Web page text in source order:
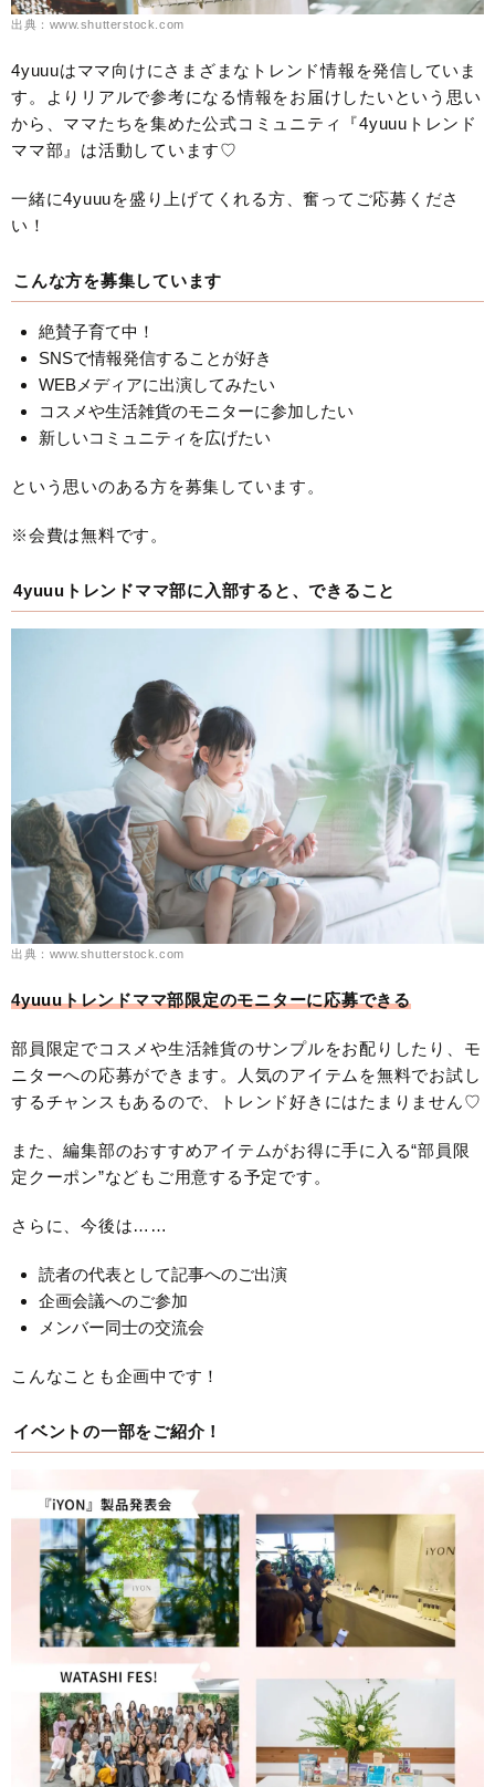
出典：www.shutterstock.com
4yuuuはママ向けにさまざまなトレンド情報を発信していま
す。よりリアルで参考になる情報をお届けしたいという思い
から、ママたちを集めた公式コミュニティ『4yuuuトレンド
ママ部』は活動しています♡
一緒に4yuuuを盛り上げてくれる方、奮ってご応募くださ
い！
こんな方を募集しています
絶賛子育て中！
SNSで情報発信することが好き
WEBメディアに出演してみたい
コスメや生活雑貨のモニターに参加したい
新しいコミュニティを広げたい
という思いのある方を募集しています。
※会費は無料です。
4yuuuトレンドママ部に入部すると、できること
出典：www.shutterstock.com
4yuuuトレンドママ部限定のモニターに応募できる
部員限定でコスメや生活雑貨のサンプルをお配りしたり、モ
ニターへの応募ができます。人気のアイテムを無料でお試し
するチャンスもあるので、トレンド好きにはたまりません♡
また、編集部のおすすめアイテムがお得に手に入る“部員限
定クーポン”などもご用意する予定です。
さらに、今後は……
読者の代表として記事へのご出演
企画会議へのご参加
メンバー同士の交流会
こんなことも企画中です！
イベントの一部をご紹介！